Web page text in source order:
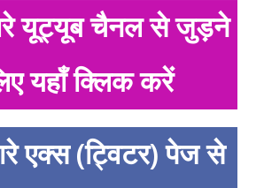
यूट्यूब चैनल से जुड़ने
यहाँ क्लिक करें
एक्स (ट्विटर) पेज से